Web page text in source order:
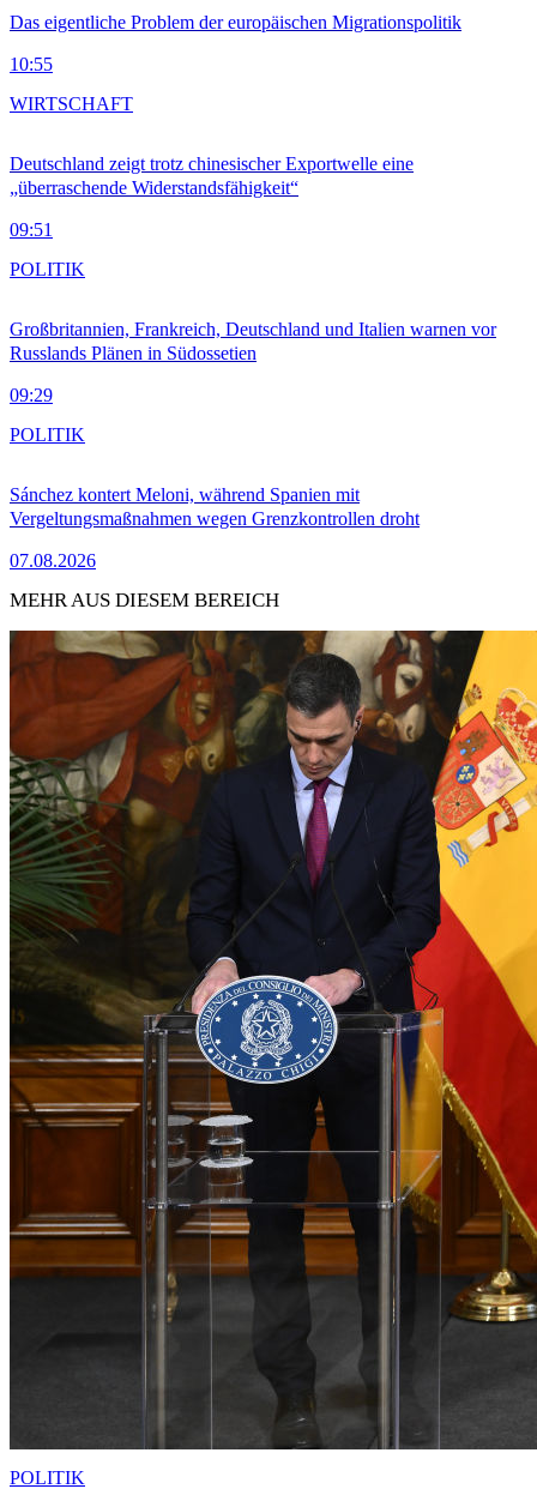
Das eigentliche Problem der europäischen Migrationspolitik
10:55
Deutschland zeigt trotz chinesischer Exportwelle eine
„überraschende Widerstandsfähigkeit“
09:51
WIRTSCHAFT
Großbritannien, Frankreich, Deutschland und Italien warnen vor
Russlands Plänen in Südossetien
09:29
POLITIK
Sánchez kontert Meloni, während Spanien mit
Vergeltungsmaßnahmen wegen Grenzkontrollen droht
07.08.2026
POLITIK
MEHR AUS DIESEM BEREICH
POLITIK